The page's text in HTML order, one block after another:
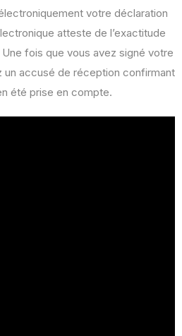
votre déclaration
atteste de l’exactitude
fois que vous avez signé votre
un accusé de réception confirmant
été prise en compte.